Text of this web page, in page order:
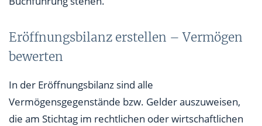
Eröffnungsbilanz erstellen – Vermögen
bewerten
In der Eröffnungsbilanz sind alle
Vermögensgegenstände bzw. Gelder auszuweisen,
die am Stichtag im rechtlichen oder wirtschaftlichen